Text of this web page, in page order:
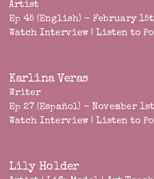
Artist
Ep 45 (English) - February
Watch Interview | Listen to
Karlina Veras
Writer
Ep 27 (Español) - November
Watch Interview | Listen to
Lily Holder